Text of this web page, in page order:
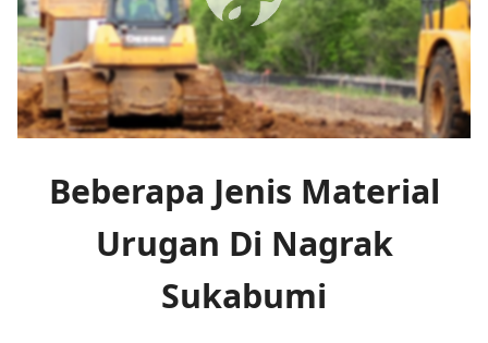
Beberapa Jenis Material
Urugan Di Nagrak
Sukabumi